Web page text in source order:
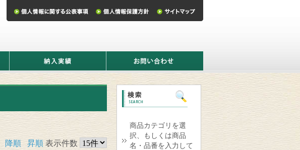
実
い
わ
降順 昇順 表示件数
商品カテゴリを選
択、もしくは商品
名・品番を入力して